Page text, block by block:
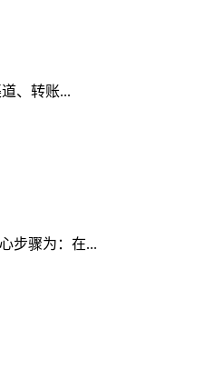
、转账...
步骤为：在...